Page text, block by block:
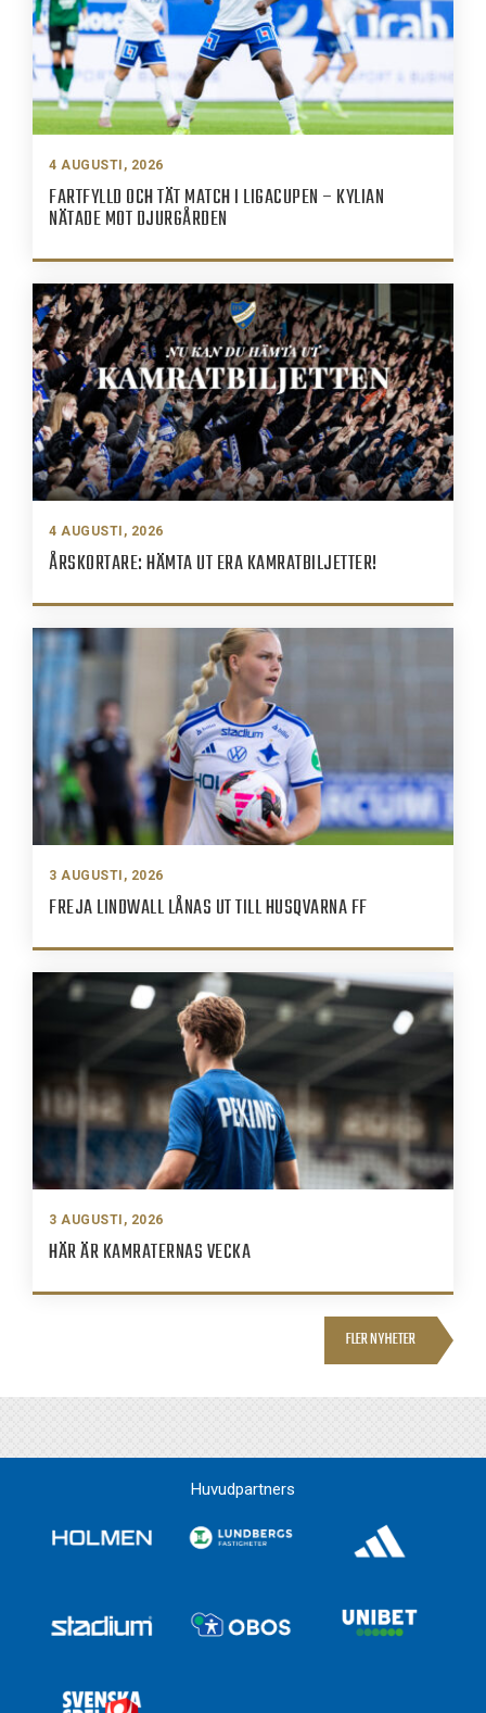
4 AUGUSTI, 2026
FARTFYLLD OCH TÄT MATCH I LIGACUPEN – KYLIAN
NÄTADE MOT DJURGÅRDEN
4 AUGUSTI, 2026
ÅRSKORTARE: HÄMTA UT ERA KAMRATBILJETTER!
3 AUGUSTI, 2026
FREJA LINDWALL LÅNAS UT TILL HUSQVARNA FF
3 AUGUSTI, 2026
HÄR ÄR KAMRATERNAS VECKA
FLER NYHETER
Huvudpartners